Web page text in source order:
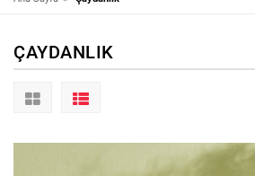
ÇAYDANLIK